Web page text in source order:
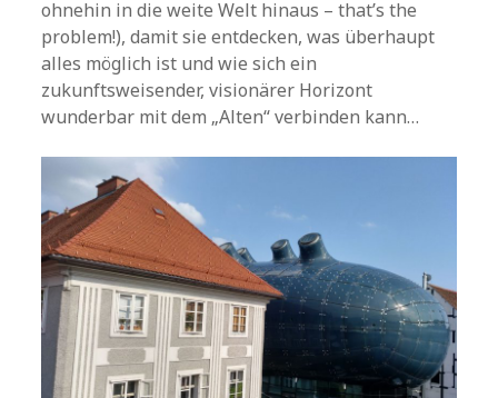
ohnehin in die weite Welt hinaus – that’s the
problem!), damit sie entdecken, was überhaupt
alles möglich ist und wie sich ein
zukunftsweisender, visionärer Horizont
wunderbar mit dem „Alten“ verbinden kann…